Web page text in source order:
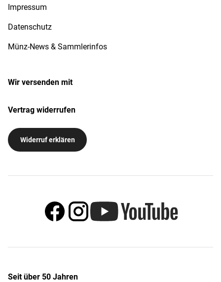
Impressum
Datenschutz
Münz-News & Sammlerinfos
Wir versenden mit
Vertrag widerrufen
Widerruf erklären
Seit über 50 Jahren